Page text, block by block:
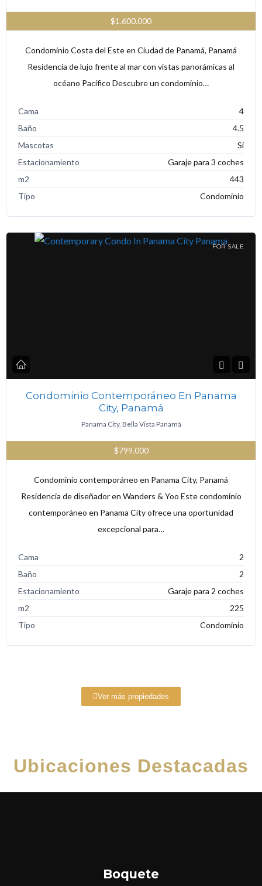
$1.600.000
Condominio Costa del Este en Ciudad de Panamá, Panamá
Residencia de lujo frente al mar con vistas panorámicas al
océano Pacífico Descubre un condominio…
Cama
4
Baño
4.5
Mascotas
Sí
Estacionamiento
Garaje para 3 coches
m2
443
Tipo
Condominio
FOR SALE
Condominio Contemporáneo En Panama
City, Panamá
Panama City, Bella Vista Panamá
$799.000
Condominio contemporáneo en Panama City, Panamá
Residencia de diseñador en Wanders & Yoo Este condominio
contemporáneo en Panama City ofrece una oportunidad
excepcional para…
Cama
2
Baño
2
Estacionamiento
Garaje para 2 coches
m2
225
Tipo
Condominio
Ver más propiedades
Ubicaciones Destacadas
Boquete